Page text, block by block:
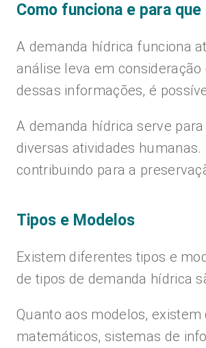
Como funciona e para
A demanda hídrica funciona
análise leva em
dessas informações, é
A demanda hídrica serve
diversas atividades
contribuindo para a
Tipos e Modelos
Existem diferentes tipos e
de tipos de demanda hídrica
Quanto aos modelos,
matemáticos, sistemas de